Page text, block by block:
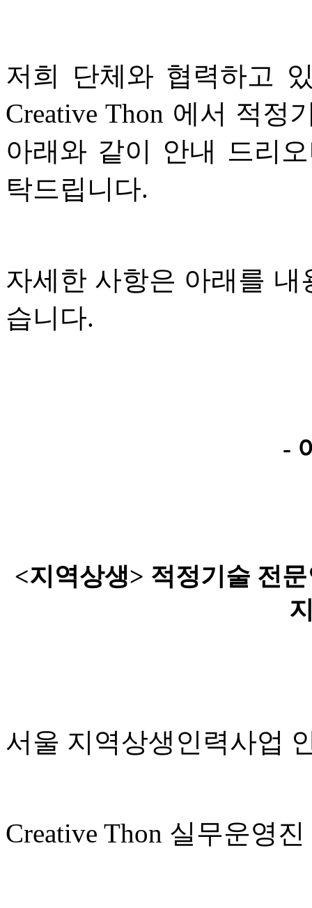
저희 단체와 협력하고
Creative Thon 에서 적정
아래와 같이 안내 드리
탁드립니다.
자세한 사항은 아래를
습니다.
-
<지역상생> 적정기술 전
서울 지역상생인력사업
Creative Thon 실무운영